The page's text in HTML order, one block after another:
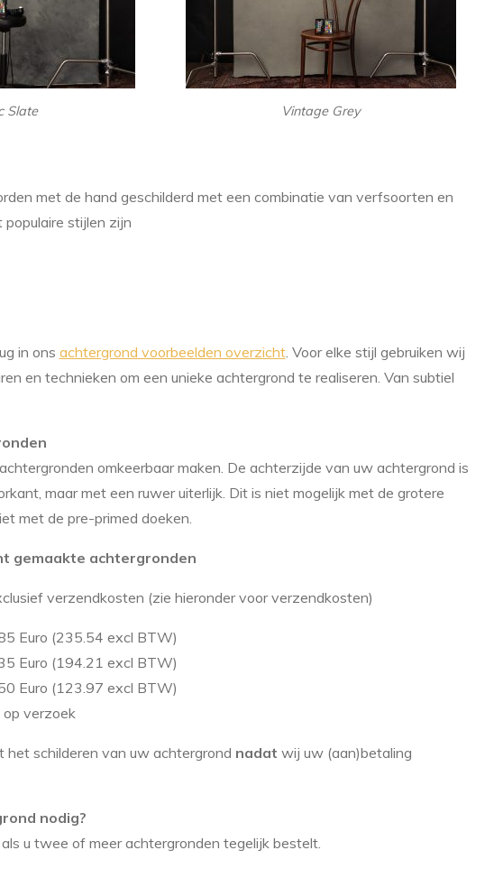
Slate Vintage Grey
met de hand geschilderd met een combinatie van verfsoorten en
stijlen zijn
in ons achtergrond voorbeelden overzicht. Voor elke stijl gebruiken wij
en technieken om een unieke achtergrond te realiseren. Van subtiel
omkeerbaar maken. De achterzijde van uw achtergrond is
maar met een ruwer uiterlijk. Dit is niet mogelijk met de grotere
met de pre-primed doeken.
gemaakte achtergronden
verzendkosten (zie hieronder voor verzendkosten)
Euro (235.54 excl BTW)
Euro (194.21 excl BTW)
Euro (123.97 excl BTW)
verzoek
het schilderen van uw achtergrond nadat wij uw (aan)betaling
nodig?
u twee of meer achtergronden tegelijk bestelt.